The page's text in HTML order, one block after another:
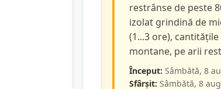
restrânse de peste
izolat grindină de
(1...3 ore),
montane, pe arii
Început: Sâmbătă, 8
Sfârșit: Sâmbătă, 8